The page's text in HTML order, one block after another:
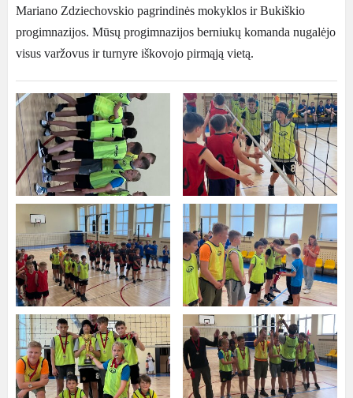
Mariano Zdziechovskio pagrindinės mokyklos ir Bukiškio
progimnazijos. Mūsų progimnazijos berniukų komanda nugalėjo
visus varžovus ir turnyre iškovojo pirmąją vietą.